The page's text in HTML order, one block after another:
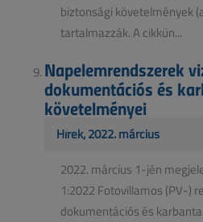
biztonsági követelmények
tartalmazzák. A cikkün...
Napelemrendszerek
dokumentációs és
követelményei
Hírek, 2022. március
2022. március 1-jén
1:2022 Fotovillamos (PV-)
dokumentációs és